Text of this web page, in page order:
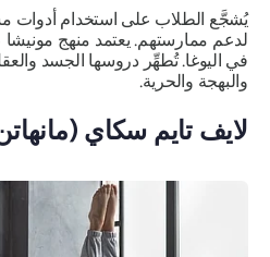
يُشجَّع الطلاب على استخدام أدوات
لدعم ممارستهم. يعتمد منهج مونيشا
في اليوغا. تُطهِّر دروسها الجسد
والبهجة والحرية.
لايف تايم سكاي